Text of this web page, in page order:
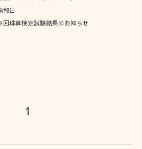
報告
珠算検定試験結果のお知らせ
1